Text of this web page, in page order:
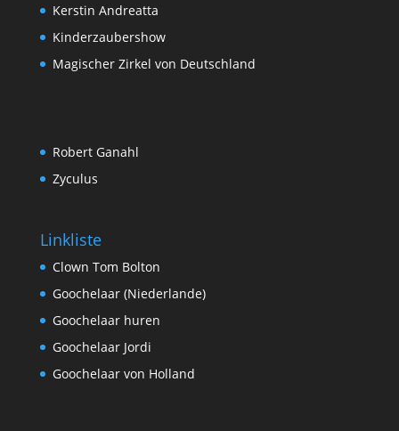
Kerstin Andreatta
Kinderzaubershow
Magischer Zirkel von Deutschland
Robert Ganahl
Zyculus
Linkliste
Clown Tom Bolton
Goochelaar (Niederlande)
Goochelaar huren
Goochelaar Jordi
Goochelaar von Holland